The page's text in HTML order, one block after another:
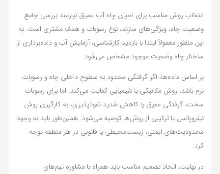
انتخاب روش مناسب برای احیای چاه آب عمیق نیازمند بررسی جامع
وضعیت چاه، ویژگی‌های سازند، نوع رسوبات و هدف مشتری است. به
این منظور معمولاً ابتدا با بازدید کارشناسی، آزمایش آب و داده‌برداری از
ساختار چاه وضعیت موجود مشخص می‌شود.
بر اساس داده‌ها، اگر گرفتگی محدود به سطوح داخلی چاه و رسوبات
نرم باشد، روش مکانیکی یا شیمیایی کفایت می‌کند. اما برای رسوبات
سخت، گرفتگی عمیق یا کاهش شدید نفوذپذیری، به کارگیری روش
نیتروپالس یا ترکیبی از روش‌ها توصیه می‌شود. همین‌طور باید به وجود
محدودیت‌های ایمنی، زیست‌محیطی یا قانونی در هر منطقه توجه
کرد.
در نهایت، اتخاذ تصمیم مناسب باید همراه با مشاوره تیم‌های